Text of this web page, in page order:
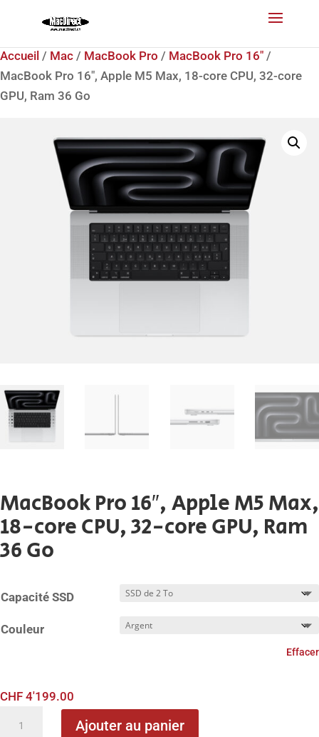
Accueil / Mac / MacBook Pro / MacBook Pro 16" /
MacBook Pro 16″, Apple M5 Max, 18-core CPU, 32-core
GPU, Ram 36 Go
MacBook Pro 16″, Apple M5 Max,
18-core CPU, 32-core GPU, Ram
36 Go
Capacité SSD
Couleur
Effacer
CHF 4'199.00
Ajouter au panier